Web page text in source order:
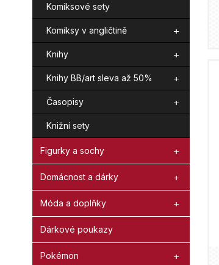
Komiksové sety
Komiksy v angličtině
Knihy
Knihy BB/art sleva až 50%
Časopisy
Knižní sety
Figurky a sochy
Domácnost a dárky
Móda a doplňky
Dárkové poukazy
Pokémon